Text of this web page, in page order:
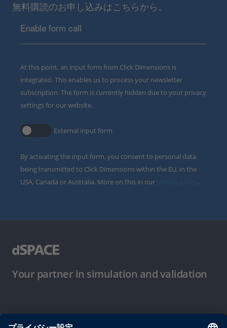
無料購読のお申し込みはこちらから。
Enable form call
At this point, an input form from Click Dimensions is
integrated. This enables us to process your newsletter
subscription. The form is currently hidden due to your privacy
settings for our website.
External input form
By activating the input form, you consent to personal data
being transmitted to Click Dimensions within the EU, in the
USA, Canada or Australia. More on this in our
.
Your partner in simulation and validation
ご使用条件